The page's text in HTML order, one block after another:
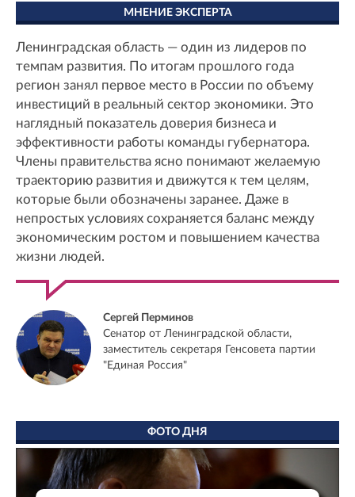
МНЕНИЕ ЭКСПЕРТА
Ленинградская область — один из лидеров по
темпам развития. По итогам прошлого года
регион занял первое место в России по объему
инвестиций в реальный сектор экономики. Это
наглядный показатель доверия бизнеса и
эффективности работы команды губернатора.
Члены правительства ясно понимают желаемую
траекторию развития и движутся к тем целям,
которые были обозначены заранее. Даже в
непростых условиях сохраняется баланс между
экономическим ростом и повышением качества
жизни людей.
Сергей Перминов
Сенатор от Ленинградской области,
заместитель секретаря Генсовета партии
"Единая Россия"
ФОТО ДНЯ